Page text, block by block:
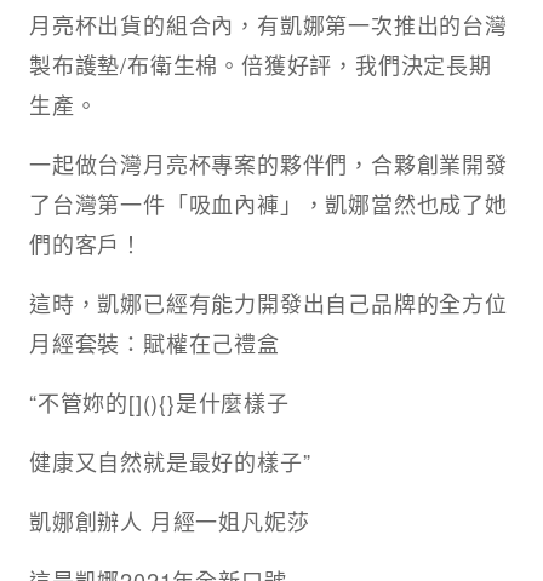
月亮杯出貨的組合內，有凱娜第一次推出的台灣
製布護墊/布衛生棉。倍獲好評，我們決定長期
生產。
一起做台灣月亮杯專案的夥伴們，合夥創業開發
了台灣第一件「吸血內褲」，凱娜當然也成了她
們的客戶！
這時，凱娜已經有能力開發出自己品牌的全方位
月經套裝：賦權在己禮盒
“不管妳的[](){}是什麼樣子
健康又自然就是最好的樣子”
凱娜創辦人 月經一姐凡妮莎